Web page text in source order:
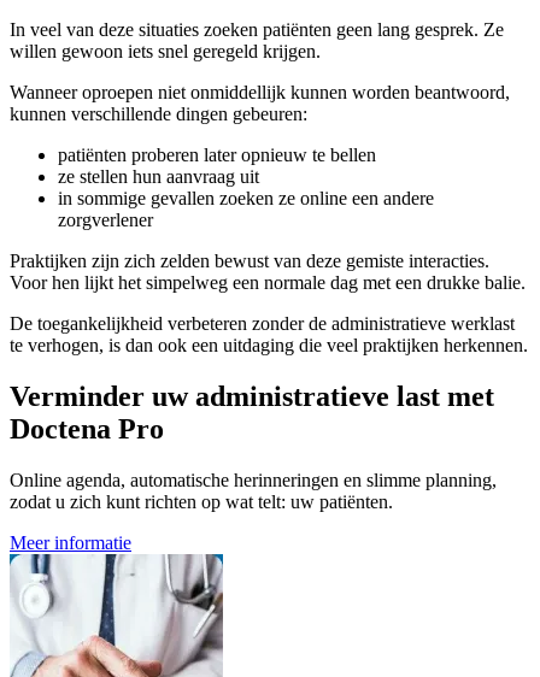
In veel van deze situaties zoeken patiënten geen lang gesprek. Ze
willen gewoon iets snel geregeld krijgen.
Wanneer oproepen niet onmiddellijk kunnen worden beantwoord,
kunnen verschillende dingen gebeuren:
patiënten proberen later opnieuw te bellen
ze stellen hun aanvraag uit
in sommige gevallen zoeken ze online een andere
zorgverlener
Praktijken zijn zich zelden bewust van deze gemiste interacties.
Voor hen lijkt het simpelweg een normale dag met een drukke balie.
De toegankelijkheid verbeteren zonder de administratieve werklast
te verhogen, is dan ook een uitdaging die veel praktijken herkennen.
Verminder uw administratieve last met
Doctena Pro
Online agenda, automatische herinneringen en slimme planning,
zodat u zich kunt richten op wat telt: uw patiënten.
Meer informatie